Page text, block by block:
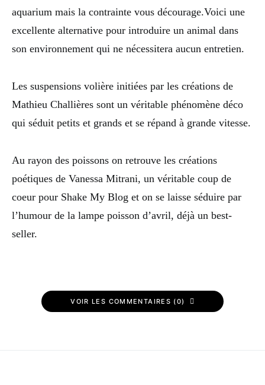
aquarium mais la contrainte vous décourage.Voici une
excellente alternative pour introduire un animal dans
son environnement qui ne nécessitera aucun entretien.
Les suspensions volière initiées par les créations de
Mathieu Challières sont un véritable phénomène déco
qui séduit petits et grands et se répand à grande vitesse.
Au rayon des poissons on retrouve les créations
poétiques de Vanessa Mitrani, un véritable coup de
coeur pour Shake My Blog et on se laisse séduire par
l’humour de la lampe poisson d’avril, déjà un best-
seller.
VOIR LES COMMENTAIRES (0)